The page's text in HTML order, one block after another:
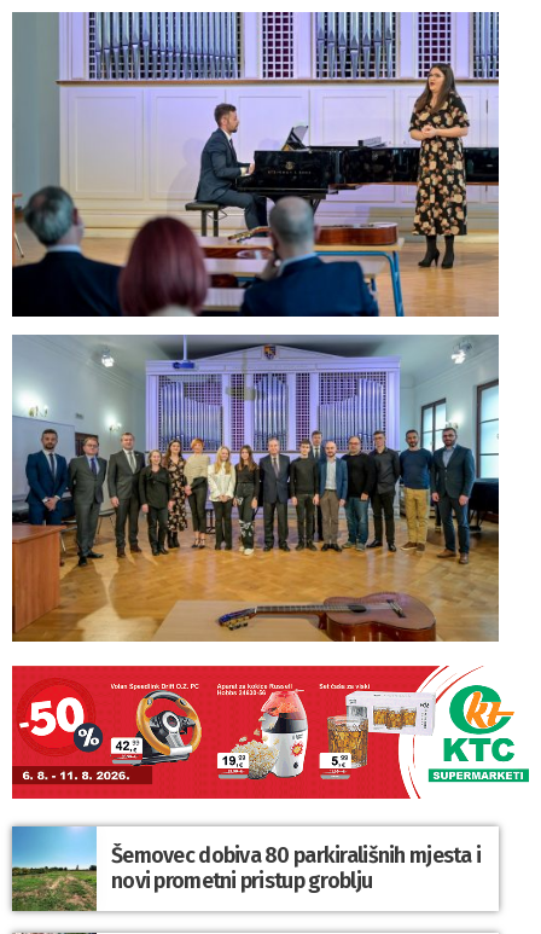
Šemovec dobiva 80 parkirališnih mjesta i
novi prometni pristup groblju